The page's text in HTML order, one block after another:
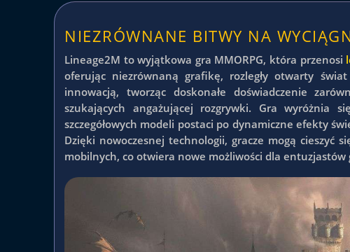
NIEZRÓWNANE BITWY NA
Lineage2M to wyjątkowa gra MMORPG, która przenosi
oferując niezrównaną grafikę, rozległy otwarty
innowacją, tworząc doskonałe doświadczenie
szukających angażującej rozgrywki. Gra wyróżnia
szczegółowych modeli postaci po dynamiczne efekty
Dzięki nowoczesnej technologii, gracze mogą cieszyć
mobilnych, co otwiera nowe możliwości dla entuzjastów